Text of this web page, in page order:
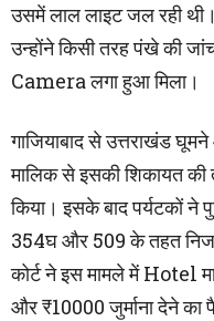
उसमें लाल लाइट जल रही
उन्होंने किसी तरह पंखे की
Camera लगा हुआ मिला।
गाजियाबाद से उत्तराखंड
मालिक से इसकी शिकायत की
किया। इसके बाद पर्यटकों ने
354घ और 509 के तहत
कोर्ट ने इस मामले में Hotel
और ₹10000 जुर्माना देने का